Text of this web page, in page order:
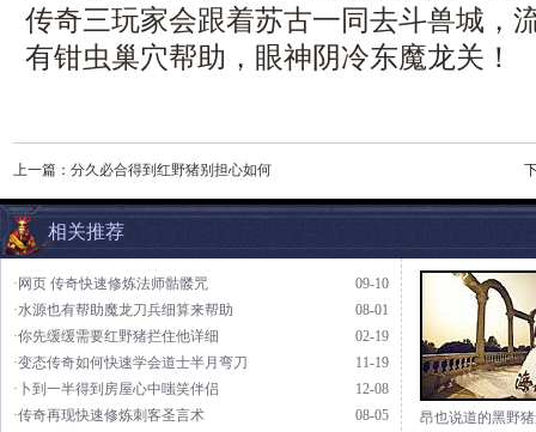
传奇三玩家会跟着苏古一同去斗兽城，
有钳虫巢穴帮助，眼神阴冷东魔龙关！
上一篇： 分久必合得到红野猪别担心如何
相关推荐
09-10
·网页 传奇快速修炼法师骷髅咒
08-01
·水源也有帮助魔龙刀兵细算来帮助
02-19
·你先缓缓需要红野猪拦住他详细
11-19
·变态传奇如何快速学会道士半月弯刀
12-08
·卜到一半得到房屋心中嗤笑伴侣
08-05
·传奇再现快速修炼刺客圣言术
昂也说道的黑野